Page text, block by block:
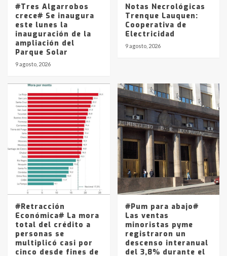
#Tres Algarrobos
crece# Se inaugura
este lunes la
inauguración de la
ampliación del
Parque Solar
9 agosto, 2026
Notas Necrológicas
Trenque Lauquen:
Cooperativa de
Electricidad
9 agosto, 2026
#Retracción
Económica# La mora
total del crédito a
personas se
multiplicó casi por
cinco desde fines de
#Pum para abajo#
Las ventas
minoristas pyme
registraron un
descenso interanual
del 3,8% durante el